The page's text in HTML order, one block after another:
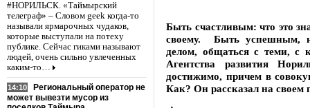
#НОРИЛЬСК. «Таймырский
телеграф» – Словом geek когда-то
называли ярмарочных чудаков,
которые выступали на потеху
публике. Сейчас гиками называют
людей, очень сильно увлеченных
каким-то…
14:10
Региональный оператор не
может вывезти мусор из
Быть счастливым: что это
своему. Быть успешным,
делом, общаться с теми, с
Агентства развития
достижимо, причем в
Как? Он рассказал на своем